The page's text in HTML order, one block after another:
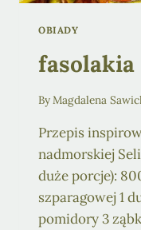
OBIADY
fasolakia
By Magdalena
Przepis
nadmorskiej
duże porcje):
szparagowej 1
pomidory 3